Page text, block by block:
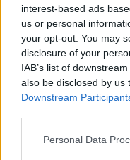
interest-based ads
us or personal
your opt-out. You may
disclosure of your
IAB’s list of
also be disclosed by us
Downstream
Personal Data